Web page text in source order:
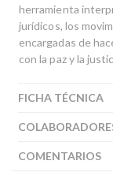
herramienta
jurídicos, los
encargadas de
con la paz y la
FICHA TÉCNICA
COMENTARIOS